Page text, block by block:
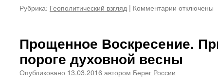
Рубрика: Геополитический взгляд | Комментарии к
в
обмен
на
отключены
Прощенное Воскресение.
пороге духовной весны
Опубликовано 13.03.2016автором Берег России